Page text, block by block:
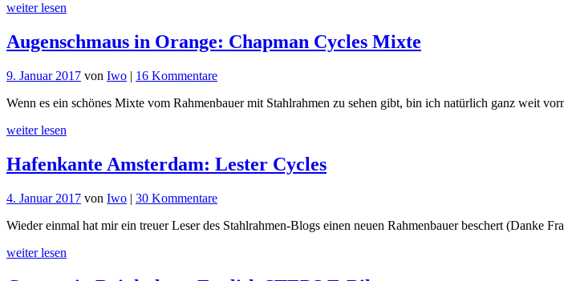
weiter lesen
Augenschmaus in Orange: Chapman Cycles Mixte
9. Januar 2017 von Iwo | 16 Kommentarezu
in
Mixte
Wenn es ein schönes Mixte vom Rahmenbauer mit Stahlrahmen zu sehen gibt, bin ich natürlich ganz weit
weiter lesen
Hafenkante Amsterdam: Lester Cycles
4. Januar 2017 von Iwo | 30 Kommentarezu
Amsterdam:
Wieder einmal hat mir ein treuer Leser des Stahlrahmen-Blogs einen neuen Rahmenbauer beschert (Danke
weiter lesen